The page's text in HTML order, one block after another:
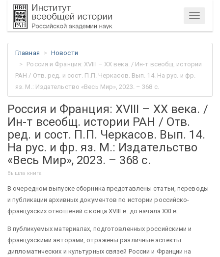
Меню
Главная
Новости
Россия и Франция: XVIII – XX века. / Ин-т всеобщ. истории
РАН / Отв. ред. и сост. П.П. Черкасов. Вып. 14. На рус. и фр.
яз. М.: Издательство «Весь Мир», 2023. – 368 c.
Россия и Франция: XVIII – XX века. /
Ин-т всеобщ. истории РАН / Отв.
ред. и сост. П.П. Черкасов. Вып. 14.
На рус. и фр. яз. М.: Издательство
«Весь Мир», 2023. – 368 c.
Вышла книга
В очередном выпуске сборника представлены статьи, переводы
и публикации архивных документов по истории российско-
французских отношений с конца XVIII в. до начала XXI в.
В публикуемых материалах, подготовленных российскими и
французскими авторами, отражены различные аспекты
дипломатических и культурных связей России и Франции на